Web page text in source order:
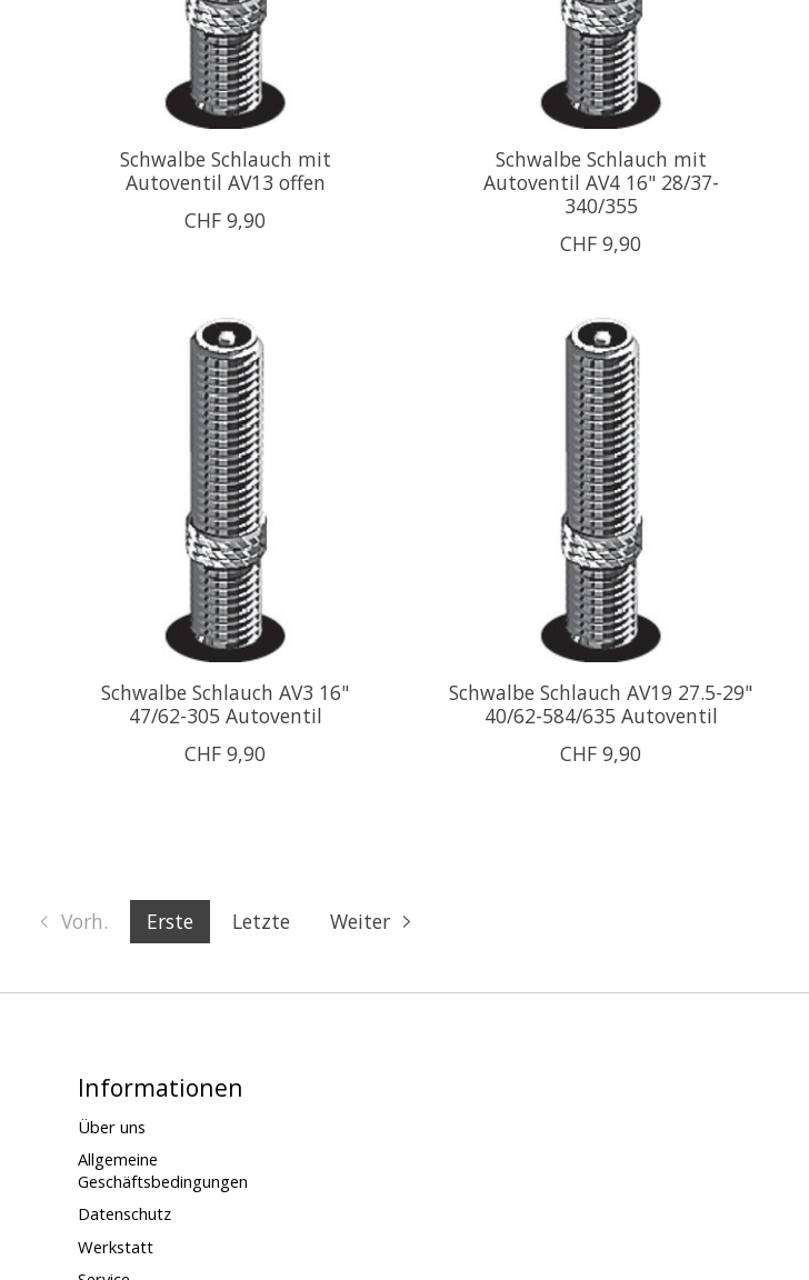
Schwalbe Schlauch mit
Autoventil AV13 offen
CHF 9,90
Schwalbe Schlauch mit
Autoventil AV4 16" 28/37-
340/355
CHF 9,90
Schwalbe Schlauch AV3 16"
47/62-305 Autoventil
CHF 9,90
Schwalbe Schlauch AV19 27.5-29"
40/62-584/635 Autoventil
CHF 9,90
Vorh. Erste Letzte Weiter
Informationen
Über uns
Allgemeine
Geschäftsbedingungen
Datenschutz
Werkstatt